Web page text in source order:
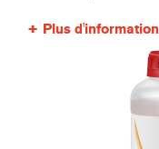
Plus d'information